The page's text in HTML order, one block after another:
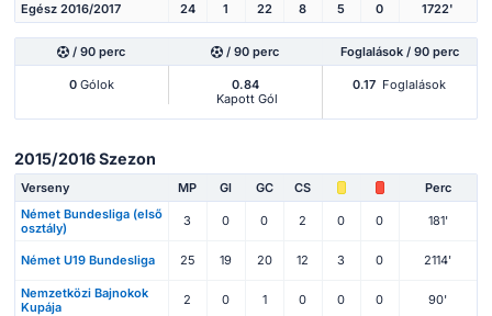
Egész 2016/2017 24 1 22 8 5 0 1722'
/ 90 perc / 90 perc Foglalások / 90 perc
0Gólok
0.84
Kapott Gól
0.17 Foglalások
2015/2016 Szezon
Verseny MP Gl GC CS
Perc
Német Bundesliga (első
osztály)
3 0 0 2 0 0 181'
Német U19 Bundesliga 25 19 20 12 3 0 2114'
Nemzetközi Bajnokok
Kupája
2 0 1 0 0 0 90'